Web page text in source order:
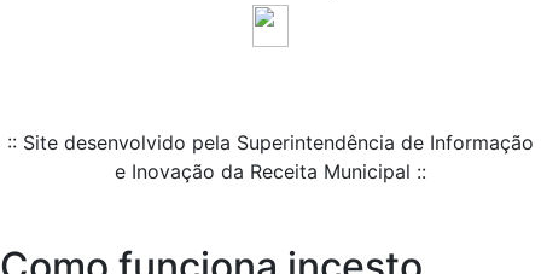
:: Site desenvolvido pela Superintendência de Informação
e Inovação da Receita Municipal ::